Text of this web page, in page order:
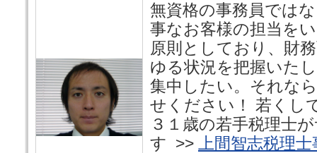
無資格の事務員では
事なお客様の担当を
原則としており、財
ゆる状況を把握いた
集中したい。それな
せください！ 若くし
３１歳の若手税理士
す >>
上間智志税理